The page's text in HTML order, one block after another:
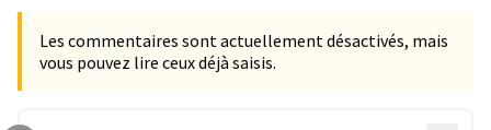
Les commentaires sont actuellement désactivés, mais
vous pouvez lire ceux déjà saisis.